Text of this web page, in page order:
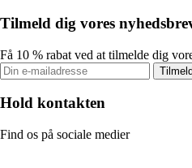
Tilmeld dig vores
Få 10 % rabat ved at tilmelde dig
Hold kontakten
Find os på sociale medier